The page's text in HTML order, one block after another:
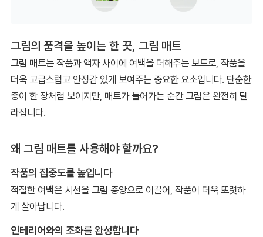
그림의 품격을 높이는 한 끗, 그림 매트
그림 매트는 작품과 액자 사이에 여백을 더해주는 보드로, 작품을
더욱 고급스럽고 안정감 있게 보여주는 중요한 요소입니다. 단순한
종이 한 장처럼 보이지만, 매트가 들어가는 순간 그림은 완전히 달
라집니다.
왜 그림 매트를 사용해야 할까요?
작품의 집중도를 높입니다
적절한 여백은 시선을 그림 중앙으로 이끌어, 작품이 더욱 또렷하
게 살아납니다.
인테리어와의 조화를 완성합니다